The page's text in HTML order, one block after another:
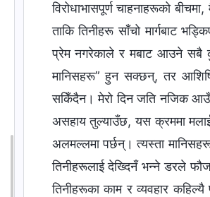
विरोधाभासपूर्ण चाहनाहरूको
ताकि तिनीहरू साँचो मार्गबाट
प्रेम नगरेकाले र मबाट आउने सबै
मानिसहरू” हुन सक्छन्, तर
सकिँदैन। मेरो दिन जति नजिक
असहाय तुल्याउँछ, यस क्रममा
अलमल्लमा पर्छन्। त्यस्ता
तिनीहरूलाई देख्दिनँ भन्ने डरले
तिनीहरूका काम र व्यवहार